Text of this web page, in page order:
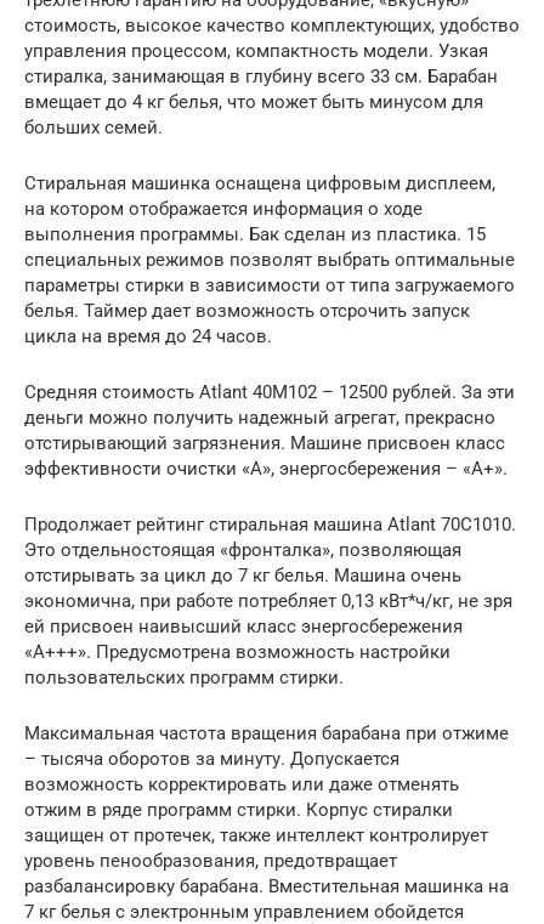
стоимость, высокое качество комплектующих, удобство
управления процессом, компактность модели. Узкая
стиралка, занимающая в глубину всего 33 см. Барабан
вмещает до 4 кг белья, что может быть минусом для
больших семей.
Стиральная машинка оснащена цифровым дисплеем,
на котором отображается информация о ходе
выполнения программы. Бак сделан из пластика. 15
специальных режимов позволят выбрать оптимальные
параметры стирки в зависимости от типа загружаемого
белья. Таймер дает возможность отсрочить запуск
цикла на время до 24 часов.
Средняя стоимость Atlant 40М102 – 12500 рублей. За эти
деньги можно получить надежный агрегат, прекрасно
отстирывающий загрязнения. Машине присвоен класс
эффективности очистки «A», энергосбережения – «A+».
Продолжает рейтинг стиральная машина Atlant 70С1010.
Это отдельностоящая «фронталка», позволяющая
отстирывать за цикл до 7 кг белья. Машина очень
экономична, при работе потребляет 0,13 кВт*ч/кг, не зря
ей присвоен наивысший класс энергосбережения
«А+++». Предусмотрена возможность настройки
пользовательских программ стирки.
Максимальная частота вращения барабана при отжиме
– тысяча оборотов за минуту. Допускается
возможность корректировать или даже отменять
отжим в ряде программ стирки. Корпус стиралки
защищен от протечек, также интеллект контролирует
уровень пенообразования, предотвращает
разбалансировку барабана. Вместительная машинка на
7 кг белья с электронным управлением обойдется